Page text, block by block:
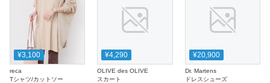
¥3,100
reca
Tシャツ/カットソー
¥4,290
OLIVE des OLIVE
スカート
¥20,900
Dr. Martens
ドレスシューズ